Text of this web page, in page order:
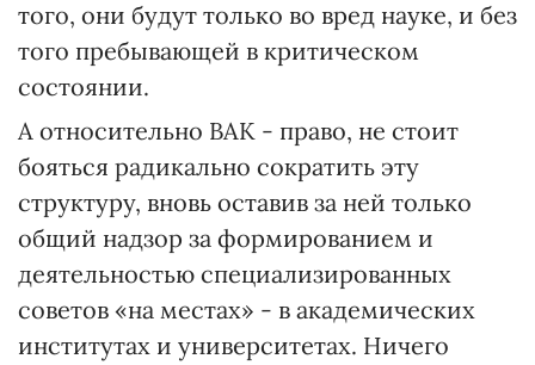
того, они будут только во вред науке, и без
того пребывающей в критическом
состоянии.
А относительно ВАК - право, не стоит
бояться радикально сократить эту
структуру, вновь оставив за ней только
общий надзор за формированием и
деятельностью специализированных
советов «на местах» - в академических
институтах и университетах. Ничего